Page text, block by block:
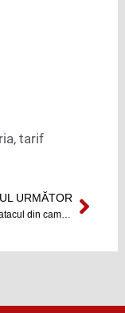
, tarif
URMĂTOR
Doi morți în atacul din campusul Virginia TechNext